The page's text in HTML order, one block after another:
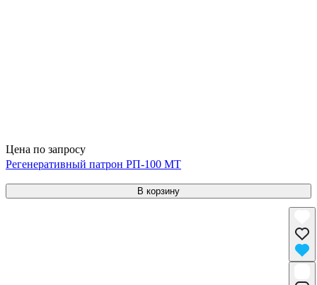
Цена по запросу
Регенеративный патрон РП-100 МТ
В корзину